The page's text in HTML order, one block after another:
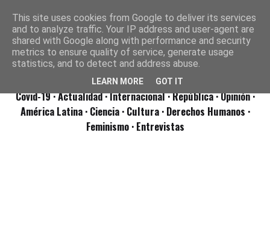
Covid-19· Actualidad· Internacional· República· Opinión·
América Latina · Ciencia · Cultura · Derechos Humanos ·
Feminismo · Entrevistas
This site uses cookies from Google to deliver its services
and to analyze traffic. Your IP address and user-agent are
shared with Google along with performance and security
metrics to ensure quality of service, generate usage
statistics, and to detect and address abuse.
LEARN MORE GOT IT